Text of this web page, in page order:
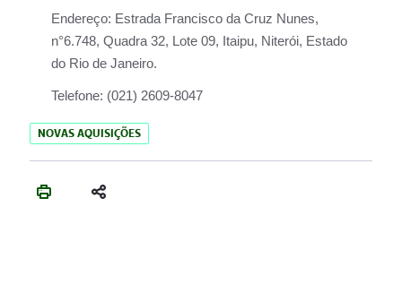
Endereço: Estrada Francisco da Cruz Nunes,
n°6.748, Quadra 32, Lote 09, Itaipu, Niterói, Estado
do Rio de Janeiro.
Telefone: (021) 2609-8047
NOVAS AQUISIÇÕES